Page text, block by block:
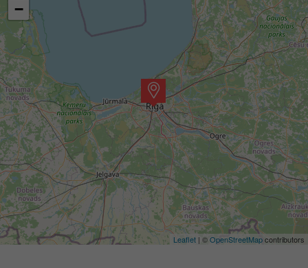
−
Leaflet | ©OpenStreetMapcontributors